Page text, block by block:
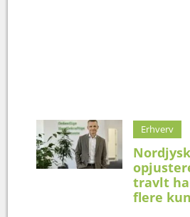
Erhverv
travlt
flere